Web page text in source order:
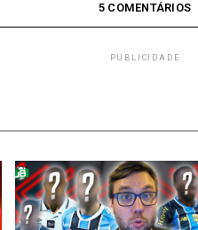
5 COMENTÁRIOS
PUBLICIDADE